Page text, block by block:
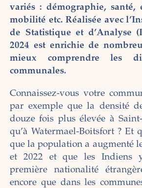
variés : démographie, santé,
mobilité etc. Réalisée avec
de Statistique et d’Analyse
2024 est enrichie de
mieux comprendre les
communales.
Connaissez-vous votre
par exemple que la densité
douze fois plus élevée à Saint-
qu’à Watermael-Boitsfort ? Et
que la population a augmenté
et 2022 et que les Indiens
première nationalité
encore que dans les